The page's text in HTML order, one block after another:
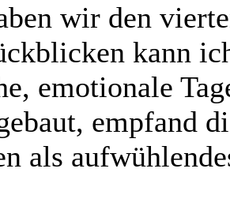
wir den
kann
emotionale
empfand
als